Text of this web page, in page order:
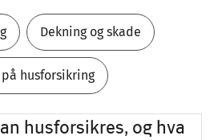
Dekning og skade
på husforsikring
husforsikres, og hva